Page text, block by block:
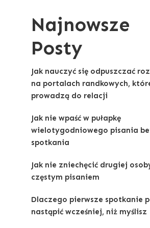
Najnowsze
Posty
Jak nauczyć się odpuszczać
na portalach randkowych,
prowadzą do relacji
Jak nie wpaść w pułapkę
wielotygodniowego pisania
spotkania
Jak nie zniechęcić drugiej
częstym pisaniem
Dlaczego pierwsze spotkanie
nastąpić wcześniej, niż myślisz